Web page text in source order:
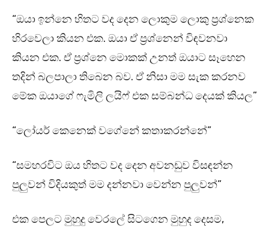
“ඔයා ඉන්නෙ හිතට වද දෙන ලොකුම ලොකු ප්‍රශ්නෙක
හිරවෙලා කියන එක. ඔයා ඒ ප්‍රශ්නෙන් විඳවනවා
කියන එක. ඒ ප්‍රශ්නෙ මොකක් උනත් ඔයාට සෑහෙන
තදින් බලපාලා තිබෙන බව. ඒ නිසා මම සැක කරනව
මේක ඔයාගේ ෆැමිලි ලයිෆ් එක සම්බන්ධ දෙයක් කියල”
“ලෝයර් කෙනෙක් වගේනේ කතාකරන්නේ”
“සමහරවිට ඔය හිතට වද දෙන අවනඩුව විසඳන්න
පුලුවන් විදියකුත් මම දන්නවා වෙන්න පුලුවන්”
එක පෙලට මුහුදු වෙරලේ සිටගෙන මුහුද දෙසම,